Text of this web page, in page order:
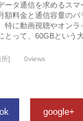
ータ通信を求めるスマ
額料金と通信容量の
特に動画視聴やオンラ
とって、60GBという
] 0views
google+